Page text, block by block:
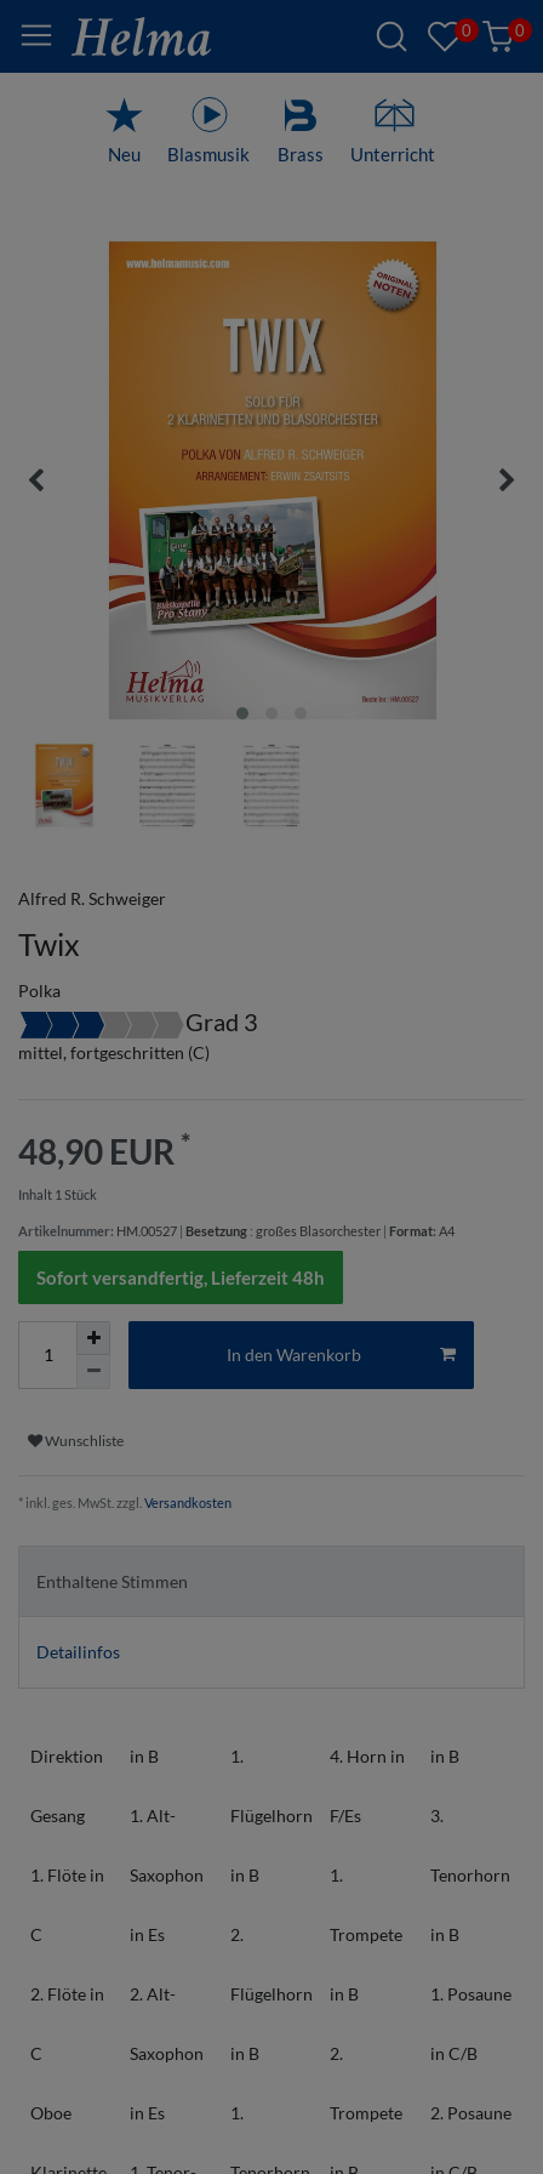
0 0
Neu Blasmusik Brass Unterricht
Alfred R. Schweiger
Twix
Polka
Grad 3
mittel, fortgeschritten (C)
48,90 EUR *
Inhalt 1 Stück
Artikelnummer: HM.00527 Besetzung : großes Blasorchester Format: A4
Sofort versandfertig, Lieferzeit 48h
In den Warenkorb
Wunschliste
* inkl. ges. MwSt. zzgl. Versandkosten
Enthaltene Stimmen
Detailinfos
Direktion
Gesang
1. Flöte in
C
2. Flöte in
C
Oboe
in B
1. Alt-
Saxophon
in Es
2. Alt-
Saxophon
in Es
1.
Flügelhorn
in B
2.
Flügelhorn
in B
1.
4. Horn in
F/Es
1.
Trompete
in B
2.
Trompete
in B
3.
Tenorhorn
in B
1. Posaune
in C/B
2. Posaune